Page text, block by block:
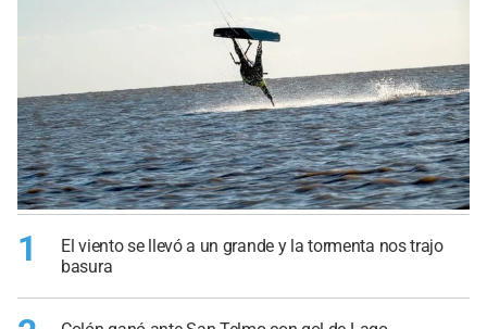
1
El viento se llevó a un grande y la tormenta nos trajo
basura